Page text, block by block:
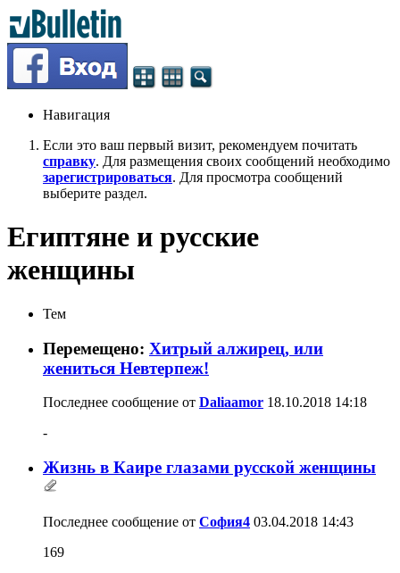
Навигация
Если это ваш первый визит, рекомендуем почитать
справку. Для размещения своих сообщений необходимо
зарегистрироваться. Для просмотра сообщений
выберите раздел.
Египтяне и русские
женщины
Тем
Перемещено: Хитрый алжирец, или
жениться Невтерпеж!
Последнее сообщение от Daliaamor 18.10.2018 14:18
-
Жизнь в Каире глазами русской женщины
Последнее сообщение от София4 03.04.2018 14:43
169